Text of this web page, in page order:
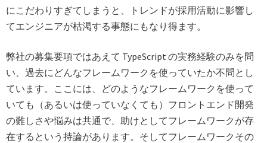
にこだわりすぎてしまうと、トレンドが採用活動に影響し
てエンジニアが枯渇する事態にもなり得ます。
弊社の募集要項ではあえて TypeScript の実務経験のみを問
い、過去にどんなフレームワークを使っていたか不問とし
ています。ここには、どのようなフレームワークを使って
いても（あるいは使っていなくても）フロントエンド開発
の難しさや悩みは共通で、助けとしてフレームワークが存
在するという持論があります。そしてフレームワークその